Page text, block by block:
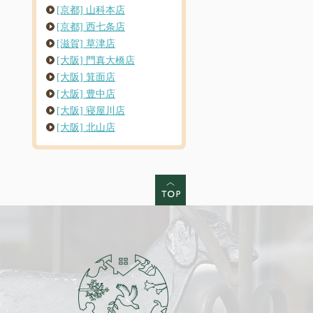
[京都] 山科本店
[京都] 西七条店
[滋賀] 草津店
[大阪] 門真大橋店
[大阪] 箕面店
[大阪] 豊中店
[大阪] 寝屋川店
[大阪] 北山店